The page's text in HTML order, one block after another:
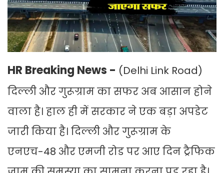
HR Breaking News - (Delhi Link Road)
दिल्ली और गुरूग्राम का सफर अब आसान होने
वाला है। हाल ही में सरकार ने एक बड़ा अपडेट
जारी किया है। दिल्ली और गुरूग्राम के
एनएच-48 और एमजी रोड पर आए दिन ट्रैफिक